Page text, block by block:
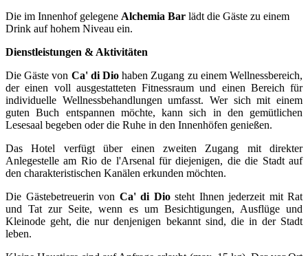
Die im Innenhof gelegene Alchemia Bar lädt die Gäste zu einem
Drink auf hohem Niveau ein.
Dienstleistungen & Aktivitäten
Die Gäste von Ca' di Dio haben Zugang zu einem Wellnessbereich,
der einen voll ausgestatteten Fitnessraum und einen Bereich für
individuelle Wellnessbehandlungen umfasst. Wer sich mit einem
guten Buch entspannen möchte, kann sich in den gemütlichen
Lesesaal begeben oder die Ruhe in den Innenhöfen genießen.
Das Hotel verfügt über einen zweiten Zugang mit direkter
Anlegestelle am Rio de l'Arsenal für diejenigen, die die Stadt auf
den charakteristischen Kanälen erkunden möchten.
Die Gästebetreuerin von Ca' di Diosteht Ihnen jederzeit mit Rat
und Tat zur Seite, wenn es um Besichtigungen, Ausflüge und
Kleinode geht, die nur denjenigen bekannt sind, die in der Stadt
leben.